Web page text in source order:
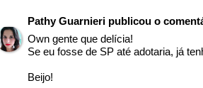
Pathy Guarnieri publicou o
Own gente que delícia!
Se eu fosse de SP até adotaria, já
Beijo!